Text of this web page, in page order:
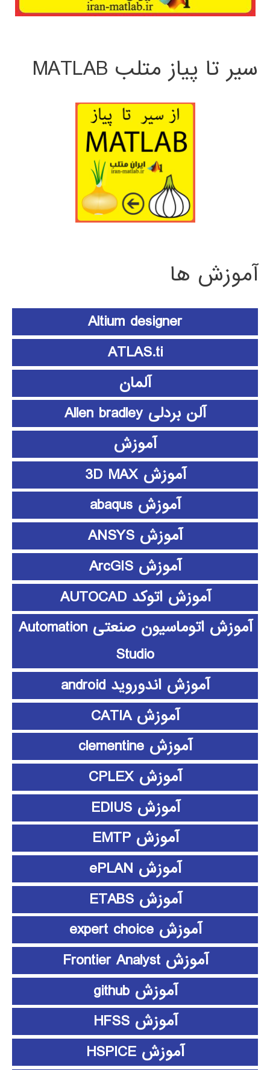
سیر تا پیاز متلب MATLAB
آموزش ها
Altium designer
ATLAS.ti
آلمان
آلن بردلی Allen bradley
آموزش
آموزش 3D MAX
آموزش abaqus
آموزش ANSYS
آموزش ArcGIS
آموزش اتوکد AUTOCAD
آموزش اتوماسیون صنعتی Automation
Studio
آموزش اندوروید android
آموزش CATIA
آموزش clementine
آموزش CPLEX
آموزش EDIUS
آموزش EMTP
آموزش ePLAN
آموزش ETABS
آموزش expert choice
آموزش Frontier Analyst
آموزش github
آموزش HFSS
آموزش HSPICE